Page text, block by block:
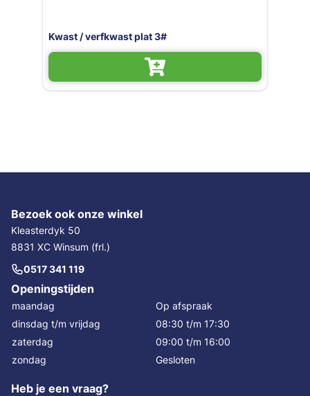
/ verfkwast plat 3#
Bezoek ook onze winkel
Kleasterdyk 50
8831 XC Winsum (frl.)
0517 341 119
Openingstijden
maandag
Op afspraak
dinsdag t/m vrijdag
08:30 t/m 17:30
zaterdag
09:00 t/m 16:00
zondag
Gesloten
Heb je een vraag?